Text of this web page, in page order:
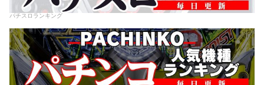
パチスロランキング